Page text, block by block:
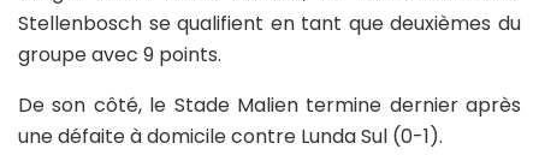
Stellenbosch se qualifient en tant que deuxièmes du
groupe avec 9 points.
De son côté, le Stade Malien termine dernier après
une défaite à domicile contre Lunda Sul (0-1).